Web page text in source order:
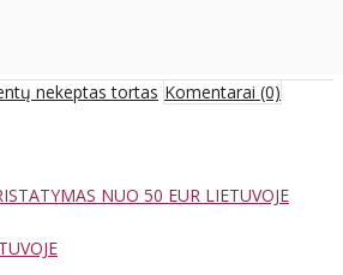
nekeptas tortas Komentarai (0)
NUO 50 EUR LIETUVOJE